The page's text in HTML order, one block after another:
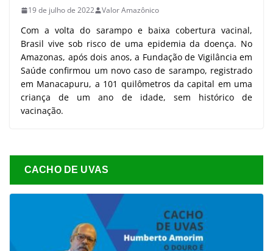
19 de julho de 2022 Valor Amazônico
Com a volta do sarampo e baixa cobertura vacinal,
Brasil vive sob risco de uma epidemia da doença. No
Amazonas, após dois anos, a Fundação de Vigilância em
Saúde confirmou um novo caso de sarampo, registrado
em Manacapuru, a 101 quilômetros da capital em uma
criança de um ano de idade, sem histórico de
vacinação.
CACHO DE UVAS